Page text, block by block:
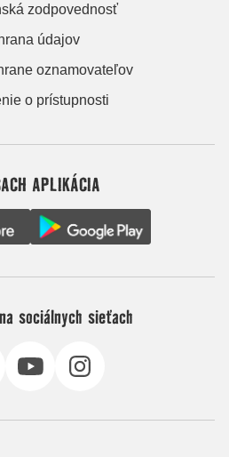
zodpovednosť
údajov
oznamovateľov
o prístupnosti
APLIKÁCIA
na sociálnych sieťach